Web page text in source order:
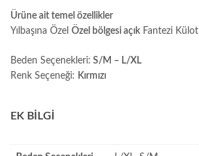
Ürüne ait temel özellikler
Yılbaşına Özel Özel bölgesi açık Fantezi Külot
Beden Seçenekleri: S/M – L/XL
Renk Seçeneği: Kırmızı
EK BILGI